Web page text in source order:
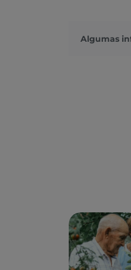
Algumas